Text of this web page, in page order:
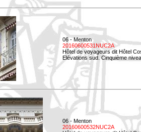
06 - Menton
20160600531NUC2A
Hôtel de voyageurs dit Hôtel
Elévations sud. Cinquième
06 - Menton
20160600532NUC2A